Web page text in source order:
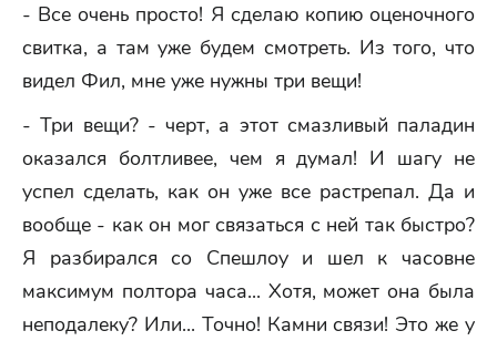
- Все очень просто! Я сделаю копию оценочного
свитка, а там уже будем смотреть. Из того, что
видел Фил, мне уже нужны три вещи!
- Три вещи? - черт, а этот смазливый паладин
оказался болтливее, чем я думал! И шагу не
успел сделать, как он уже все растрепал. Да и
вообще - как он мог связаться с ней так быстро?
Я разбирался со Спешлоу и шел к часовне
максимум полтора часа... Хотя, может она была
неподалеку? Или... Точно! Камни связи! Это же у